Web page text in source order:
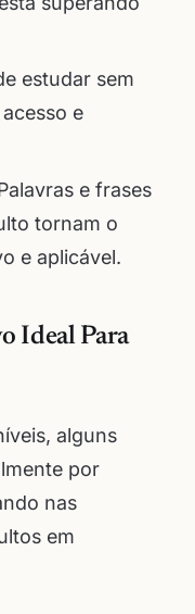
estudar sem
e
e frases
tornam o
e aplicável.
Ideal Para
alguns
por
nas
em